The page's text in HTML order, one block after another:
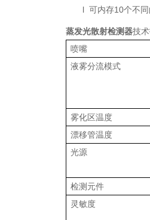
l 可内存10个不
蒸发光散射检测器技
喷嘴
液雾分流模式
雾化区温度
漂移管温度
光源
检测元件
灵敏度